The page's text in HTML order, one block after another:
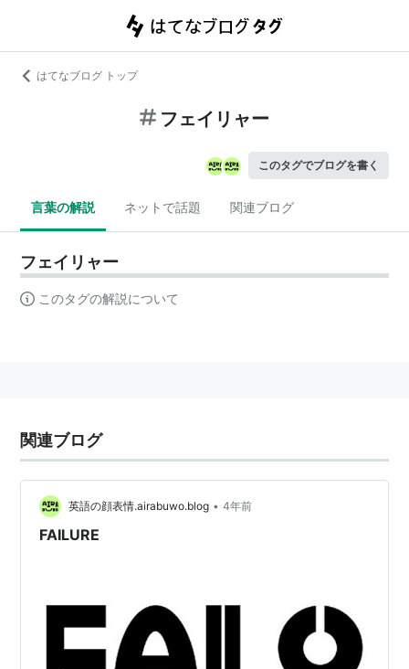
はてなブログ トップ
フェイリャー
このタグでブログを書く
言葉の解説 ネットで話題 関連ブログ
フェイリャー
このタグの解説について
関連ブログ
英語の顔表情.airabuwo.blog • 4年前
FAILURE